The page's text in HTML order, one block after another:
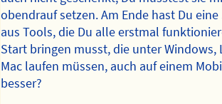
obendrauf setzen. Am Ende hast Du
aus Tools, die Du alle erstmal
Start bringen musst, die unter Windows,
Mac laufen müssen, auch auf einem
besser?